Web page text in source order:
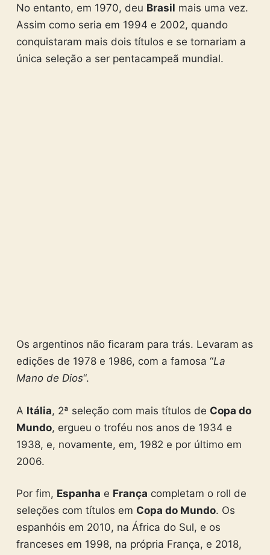
No entanto, em 1970, deu Brasil mais uma vez.
Assim como seria em 1994 e 2002, quando
conquistaram mais dois títulos e se tornariam a
única seleção a ser pentacampeã mundial.
Os argentinos não ficaram para trás. Levaram as
edições de 1978 e 1986, com a famosa “La
Mano de Dios“.
A Itália, 2ª seleção com mais títulos de Copa do
Mundo, ergueu o troféu nos anos de 1934 e
1938, e, novamente, em, 1982 e por último em
2006.
Por fim, Espanha e França completam o roll de
seleções com títulos em Copa do Mundo. Os
espanhóis em 2010, na África do Sul, e os
franceses em 1998, na própria França, e 2018,